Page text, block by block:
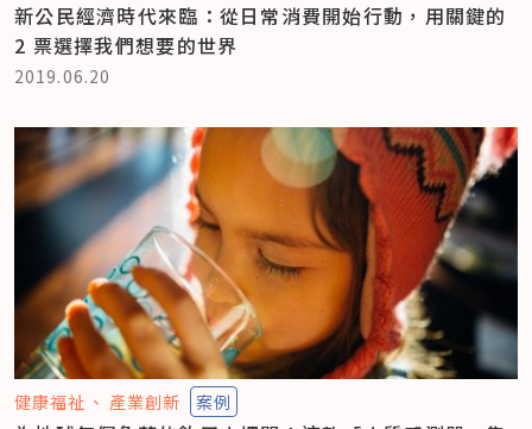
新公民經濟時代來臨：從日常消費開始行動，用關鍵的
2 票選擇我們想要的世界
2019.06.20
健康福祉 產業創新 案例